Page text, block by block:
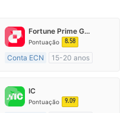
Fortune Prime Global
Pontuação 8.58
Conta ECN
15-20 anos
Market Marketing (MM)
Etiqueta principal MT4
IC
Pontuação 9.09